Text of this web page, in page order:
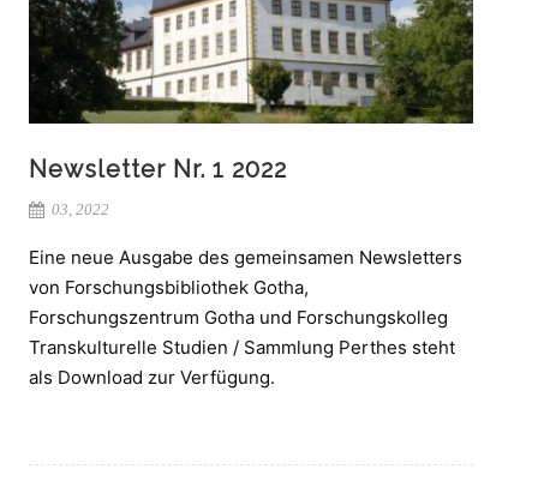
Newsletter Nr. 1 2022
03, 2022
Eine neue Ausgabe des gemeinsamen Newsletters
von Forschungsbibliothek Gotha,
Forschungszentrum Gotha und Forschungskolleg
Transkulturelle Studien / Sammlung Perthes steht
als Download zur Verfügung.